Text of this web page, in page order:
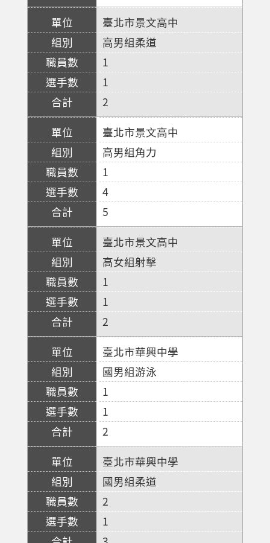
臺北市景文高中
高男組柔道
1
1
2
臺北市景文高中
高男組角力
1
4
5
臺北市景文高中
高女組射擊
1
1
2
臺北市華興中學
國男組游泳
1
1
2
臺北市華興中學
國男組柔道
2
1